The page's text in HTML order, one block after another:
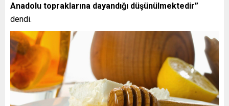
Anadolu topraklarına dayandığı düşünülmektedir”
dendi.